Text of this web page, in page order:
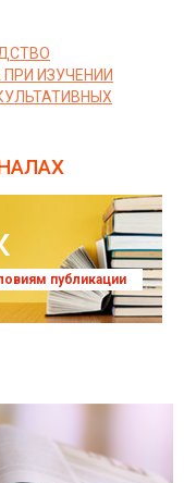
ИЗУЧЕНИИ
публикации